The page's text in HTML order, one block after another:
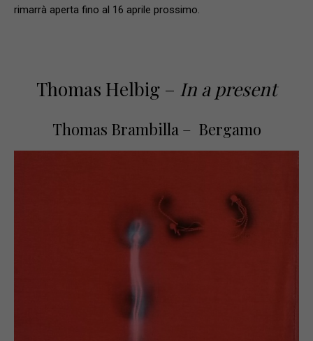
rimarrà aperta fino al 16 aprile prossimo.
Thomas Helbig – In a present
Thomas Brambilla – Bergamo